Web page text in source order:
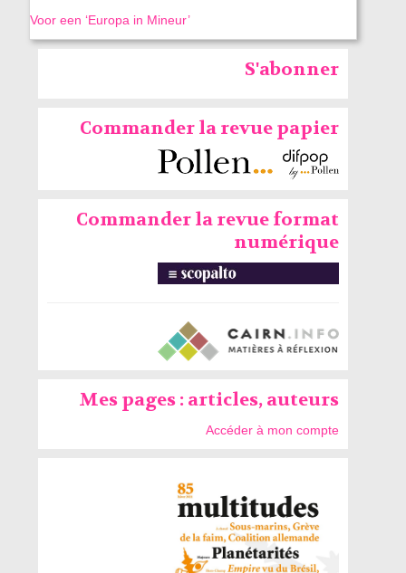
Voor een ‘Europa in Mineur’
S'abonner
Commander la revue papier
Commander la revue format
numérique
Mes pages : articles, auteurs
Accéder à mon compte